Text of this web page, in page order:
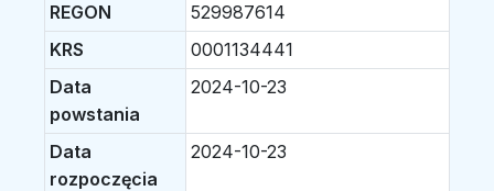
REGON
529987614
KRS
0001134441
Data
powstania
2024-10-23
Data
rozpoczęcia
2024-10-23